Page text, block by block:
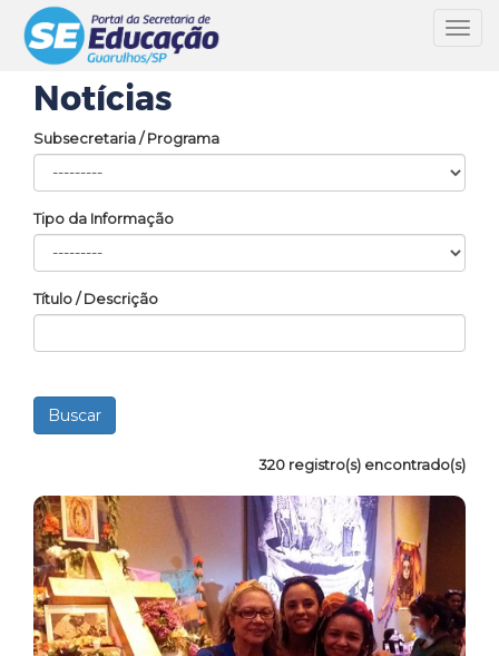
Notícias
Subsecretaria / Programa
Tipo da Informação
Título / Descrição
320 registro(s) encontrado(s)